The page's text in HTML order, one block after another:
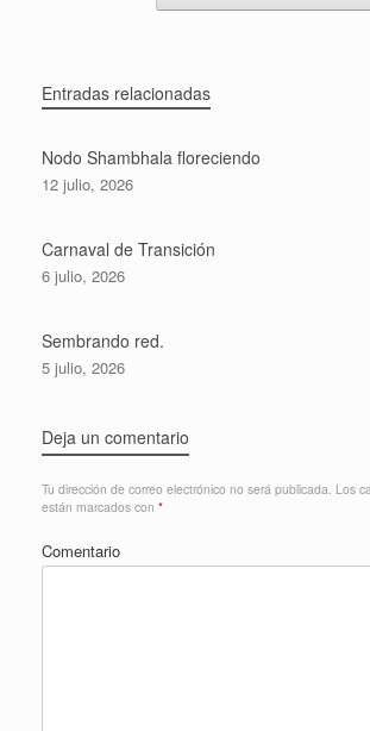
Entradas relacionadas
Nodo Shambhala floreciendo
12 julio, 2026
Carnaval de Transición
6 julio, 2026
Sembrando red.
5 julio, 2026
Deja un comentario
Tu dirección de correo electrónico no será publicada. Los
están marcados con *
Comentario